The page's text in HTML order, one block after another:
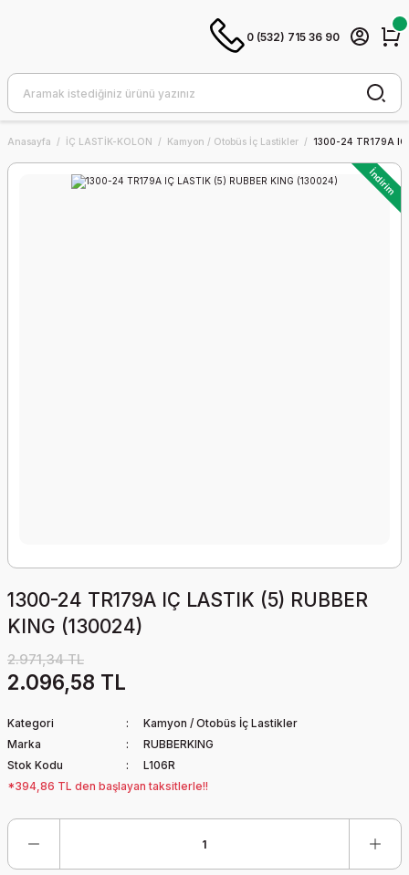
0 (532) 715 36 90
Anasayfa İÇ LASTİK-KOLON Kamyon / Otobüs İç Lastikler 1300-24 TR179A IÇ
İndirim
1300-24 TR179A IÇ LASTIK (5) RUBBER
KING (130024)
2.971,34 TL
2.096,58 TL
Kategori
Kamyon / Otobüs İç Lastikler
Marka
RUBBERKING
Stok Kodu
L106R
*394,86 TL den başlayan taksitlerle!!